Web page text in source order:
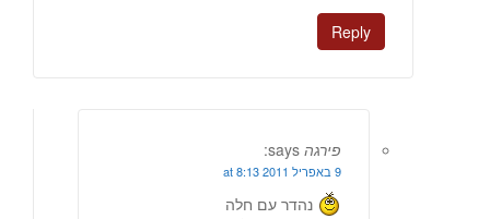
Reply
פירגה says:
9 באפריל 2011 at 8:13
נהדר עם חלה